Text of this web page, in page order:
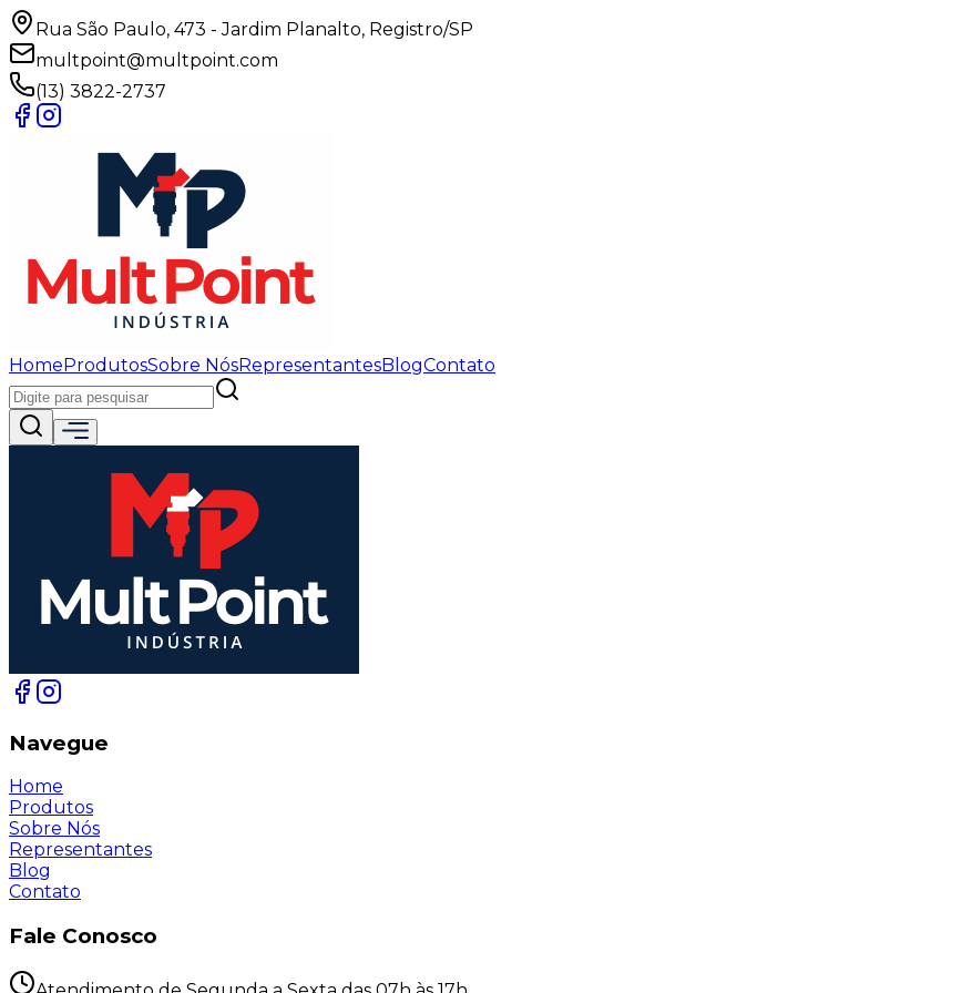
Rua São Paulo, 473 - Jardim Planalto, Registro/SP
multpoint@multpoint.com
(13) 3822-2737
HomeProdutosSobre NósRepresentantesBlogContato
Navegue
Home
Produtos
Sobre Nós
Representantes
Blog
Contato
Fale Conosco